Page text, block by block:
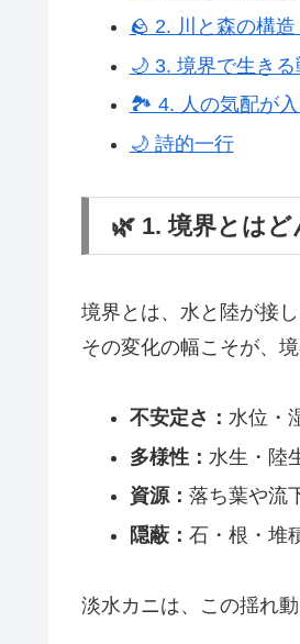
🪨 2. 川と森の構
🌙 3. 境界で生き
🏞️ 4. 人の気配が
🌙 詩的一行
🌿 1. 境界とは
境界とは、水と陸が接
その変化の幅こそが、
不安定さ： 水位・
多様性： 水生・陸
資源： 落ち葉や流
隠蔽： 石・根・堆
淡水カニは、この揺れ